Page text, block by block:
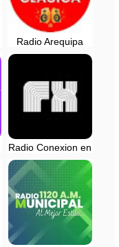
Radio Arequipa
Clasica en vivo
Radio Conexion en
vivo - 102.9 FM -
Arequipa